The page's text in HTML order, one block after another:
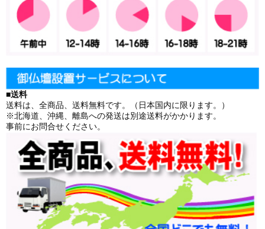
■送料
送料は、全商品、送料無料です。（日本国内に限ります。）
※北海道、沖縄、離島への発送は別途送料がかかります。
事前にお問合せください。